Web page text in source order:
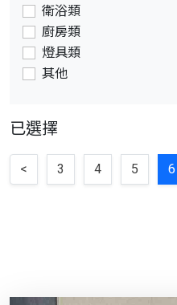
衛浴類
廚房類
燈具類
其他
已選擇
< 3 4 5 6